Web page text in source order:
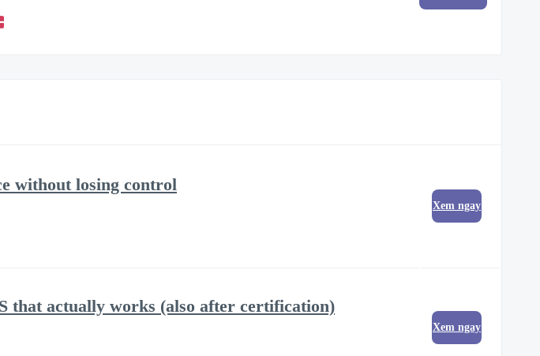
without losing control
Xem ngay
that actually works (also after certification)
Xem ngay